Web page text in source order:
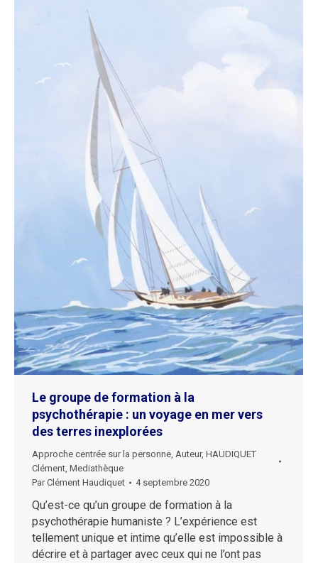
Le groupe de formation à la
psychothérapie : un voyage en mer vers
des terres inexplorées
Approche centrée sur la personne, Auteur, HAUDIQUET
Clément, Mediathèque
ParClément Haudiquet 4 septembre 2020
Qu’est-ce qu’un groupe de formation à la
psychothérapie humaniste ? L’expérience est
tellement unique et intime qu’elle est impossible à
décrire et à partager avec ceux qui ne l’ont pas